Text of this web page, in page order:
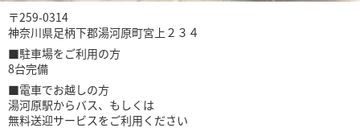
〒259-0314
神奈川県足柄下郡湯河原町宮上２３４
■駐車場をご利用の方
8台完備
■電車でお越しの方
湯河原駅からバス、もしくは
無料送迎サービスをご利用ください